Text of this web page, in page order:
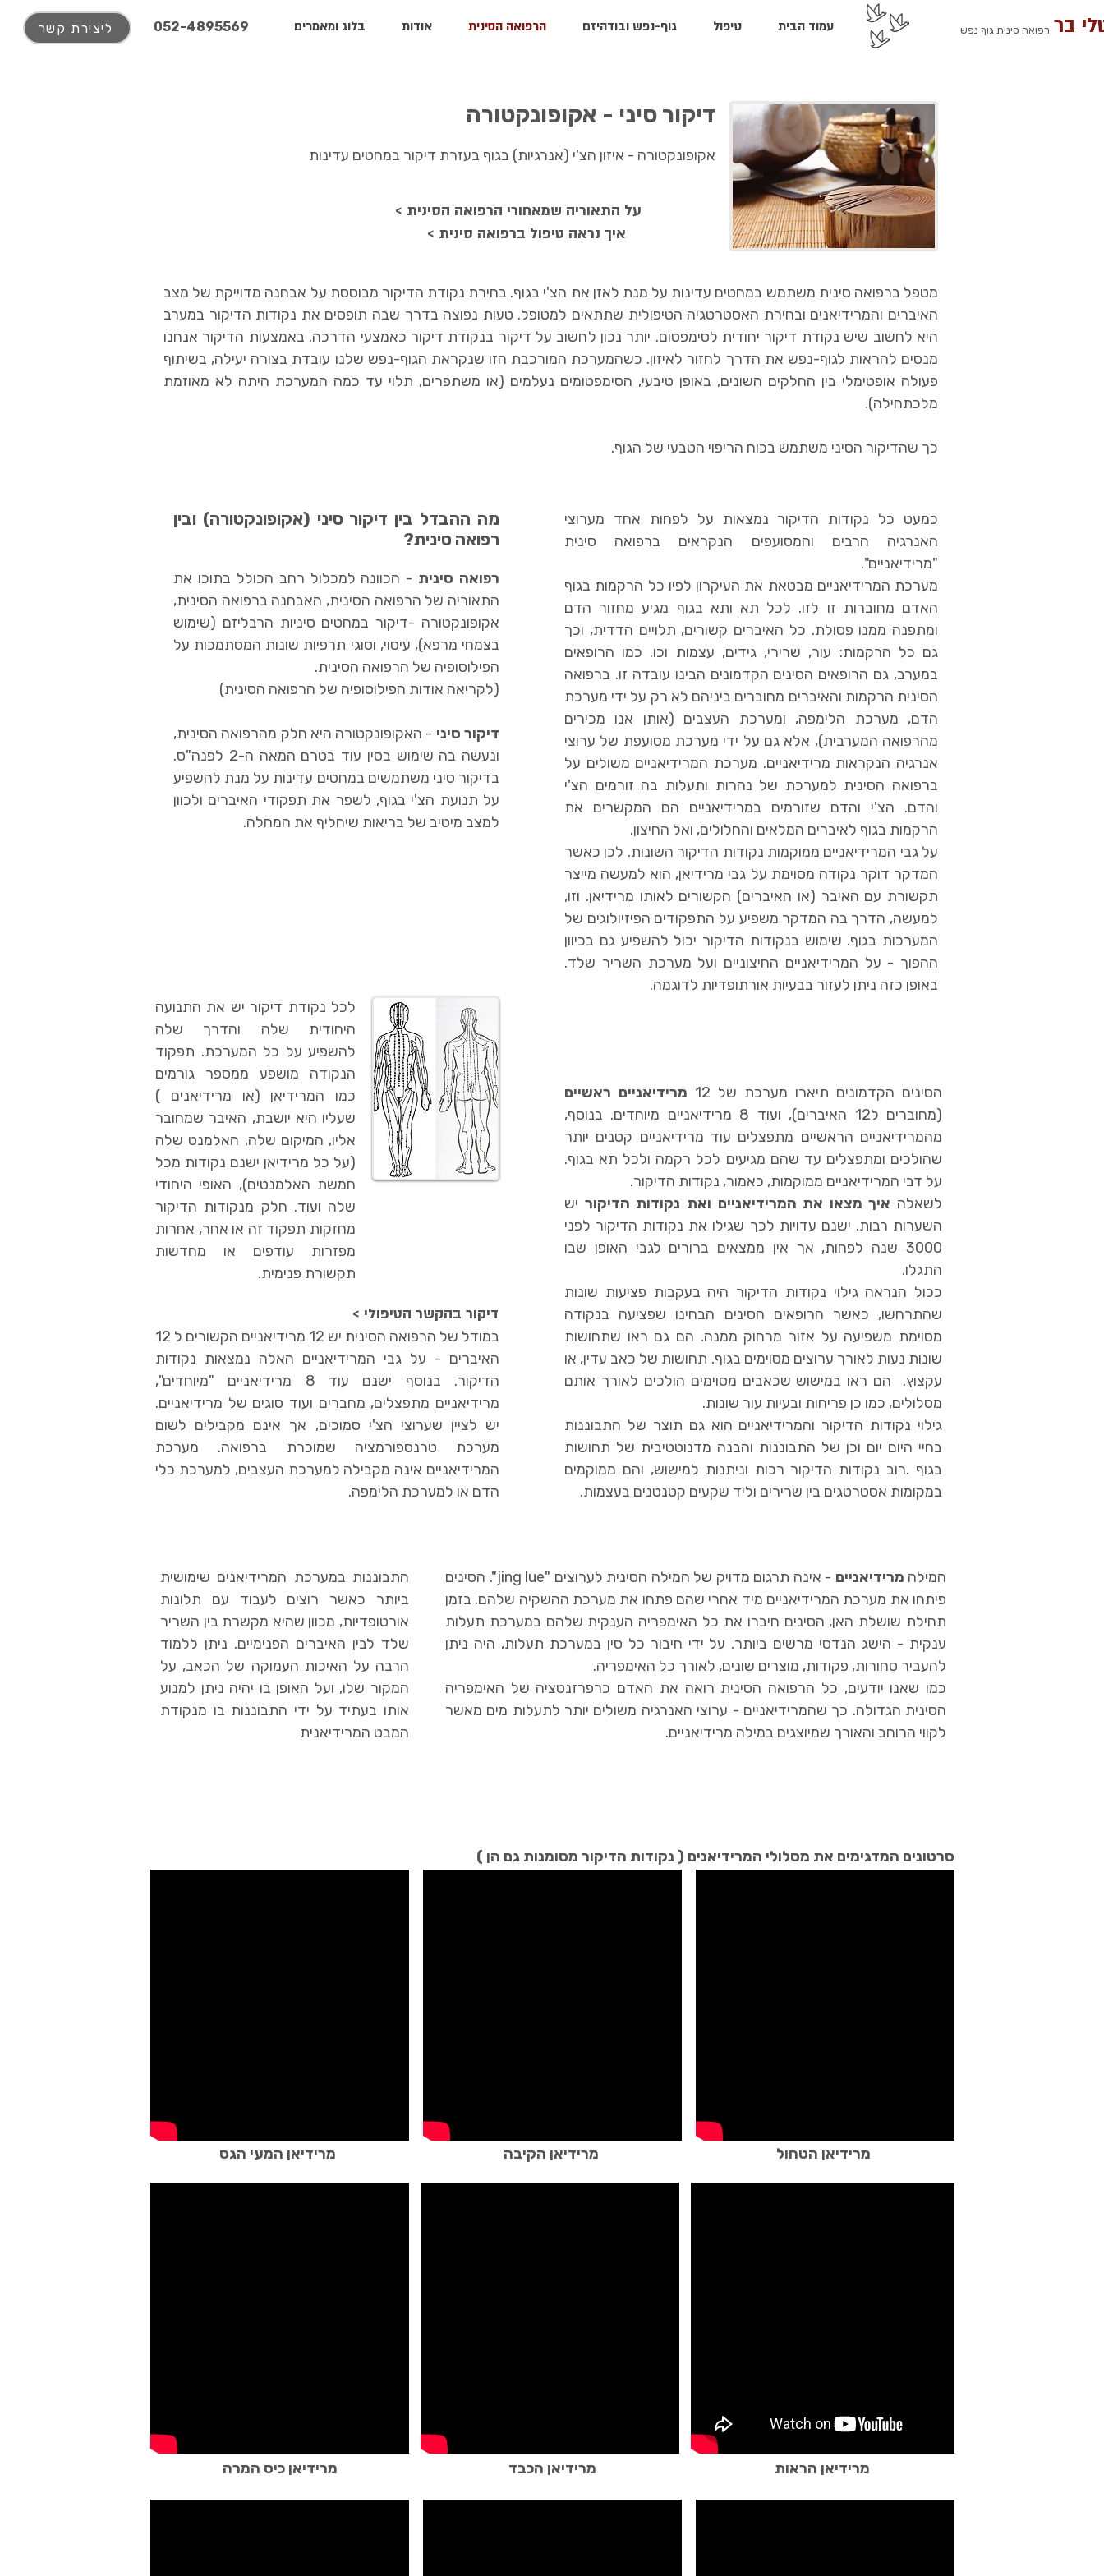
ליצירת קשר 052-4895569 עמוד הבית טיפול גוף-נפש ובודהיזם הרפואה הסינית אודות בלוג ומאמרים רפואה סינית גוף נפש בר
דיקור סיני - אקופונקטורה
אקופונקטורה - איזון הצ'י (אנרגיות) בגוף בעזרת דיקור במחטים עדינות
< על התאוריה שמאחורי הרפואה הסינית
< איך נראה טיפול ברפואה סינית
מטפל ברפואה סינית משתמש במחטים עדינות על מנת לאזן את הצ'י בגוף. בחירת נקודת הדיקור מבוססת על אבחנה מדוייקת של מצב
האיברים והמרידיאנים ובחירת האסטרטגיה הטיפולית שתתאים למטופל. טעות נפוצה בדרך שבה תופסים את נקודות הדיקור במערב
היא לחשוב שיש נקודת דיקור יחודית לסימפטום. יותר נכון לחשוב על דיקור בנקודת דיקור כאמצעי הדרכה. באמצעות הדיקור אנחנו
מנסים להראות לגוף-נפש את הדרך לחזור לאיזון. כשהמערכת המורכבת הזו שנקראת הגוף-נפש שלנו עובדת בצורה יעילה, בשיתוף
פעולה אופטימלי בין החלקים השונים, באופן טיבעי, הסימפטומים נעלמים (או משתפרים, תלוי עד כמה המערכת היתה לא מאוזמת
מלכתחילה).
כך שהדיקור הסיני משתמש בכוח הריפוי הטבעי של הגוף.
מה ההבדל בין דיקור סיני (אקופונקטורה) ובין
רפואה סינית?
רפואה סינית - הכוונה למכלול רחב הכולל בתוכו את
התאוריה של הרפואה הסינית, האבחנה ברפואה הסינית,
אקופונקטורה -דיקור במחטים סיניות הרבליזם (שימוש
בצמחי מרפא), עיסוי, וסוגי תרפיות שונות המסתמכות על
הפילוסופיה של הרפואה הסינית.
(לקריאה אודות הפילוסופיה של הרפואה הסינית)
דיקור סיני - האקופונקטורה היא חלק מהרפואה הסינית,
ונעשה בה שימוש בסין עוד בטרם המאה ה-2 לפנה"ס.
בדיקור סיני משתמשים במחטים עדינות על מנת להשפיע
על תנועת הצ'י בגוף, לשפר את תפקודי האיברים ולכוון
למצב מיטיב של בריאות שיחליף את המחלה.
כמעט כל נקודות הדיקור נמצאות על לפחות אחד מערוצי
האנרגיה הרבים והמסועפים הנקראים ברפואה סינית
"מרידיאניים".
מערכת המרידיאניים מבטאת את העיקרון לפיו כל הרקמות בגוף
האדם מחוברות זו לזו. לכל תא ותא בגוף מגיע מחזור הדם
ומתפנה ממנו פסולת. כל האיברים קשורים, תלויים הדדית, וכך
גם כל הרקמות: עור, שרירי, גידים, עצמות וכו. כמו הרופאים
במערב, גם הרופאים הסינים הקדמונים הבינו עובדה זו. ברפואה
הסינית הרקמות והאיברים מחוברים ביניהם לא רק על ידי מערכת
הדם, מערכת הלימפה, ומערכת העצבים (אותן אנו מכירים
מהרפואה המערבית), אלא גם על ידי מערכת מסועפת של ערוצי
אנרגיה הנקראות מרידיאניים. מערכת המרידיאניים משולים על
ברפואה הסינית למערכת של נהרות ותעלות בה זורמים הצ'י
והדם. הצ'י והדם שזורמים במרידיאניים הם המקשרים את
הרקמות בגוף לאיברים המלאים והחלולים, ואל החיצון.
על גבי המרידיאניים ממוקמות נקודות הדיקור השונות. לכן כאשר
המדקר דוקר נקודה מסוימת על גבי מרידיאן, הוא למעשה מייצר
תקשורת עם האיבר (או האיברים) הקשורים לאותו מרידיאן. וזו,
למעשה, הדרך בה המדקר משפיע על התפקודים הפיזיולוגים של
המערכות בגוף. שימוש בנקודות הדיקור יכול להשפיע גם בכיוון
ההפוך - על המרידיאניים החיצוניים ועל מערכת השריר שלד.
באופן כזה ניתן לעזור בבעיות אורתופדיות לדוגמה.
הסינים הקדמונים תיארו מערכת של 12
מרידיאניים ראשיים
(מחוברים ל12 האיברים), ועוד 8 מרידיאניים מיוחדים. בנוסף,
מהמרידיאניים הראשיים מתפצלים עוד מרידיאניים קטנים יותר
שהולכים ומתפצלים עד שהם מגיעים לכל רקמה ולכל תא בגוף.
על דבי המרידיאניים ממוקמות, כאמור, נקודות הדיקור.
לשאלה איך מצאו את המרידיאניים ואת נקודות הדיקור יש
השערות רבות. ישנם עדויות לכך שגילו את נקודות הדיקור לפני
3000 שנה לפחות, אך אין ממצאים ברורים לגבי האופן שבו
התגלו.
ככול הנראה גילוי נקודות הדיקור היה בעקבות פציעות שונות
שהתרחשו, כאשר הרופאים הסינים הבחינו שפציעה בנקודה
מסוימת משפיעה על אזור מרחוק ממנה. הם גם ראו שתחושות
שונות נעות לאורך ערוצים מסוימים בגוף. תחושות של כאב עדין, או
עקצוץ. הם ראו במישוש שכאבים מסוימים הולכים לאורך אותם
מסלולים, כמו כן פריחות ובעיות עור שונות.
גילוי נקודות הדיקור והמרידיאניים הוא גם תוצר של התבוננות
בחיי היום יום וכן של התבוננות והבנה מדנוטטיבית של תחושות
בגוף .רוב נקודות הדיקור רכות וניתנות למישוש, והם ממוקמים
במקומות אסטרטגים בין שרירים וליד שקעים קטנטנים בעצמות.
במודל של הרפואה הסינית יש 12 מרידיאניים הקשורים ל 12
האיברים - על גבי המרידיאניים האלה נמצאות נקודות
הדיקור. בנוסף ישנם עוד 8 מרידיאניים "מיוחדים",
מרידיאניים מתפצלים, מחברים ועוד סוגים של מרידיאניים.
יש לציין שערוצי הצ'י סמוכים, אך אינם מקבילים לשום
מערכת טרנספורמציה שמוכרת ברפואה. מערכת
המרידיאניים אינה מקבילה למערכת העצבים, למערכת כלי
הדם או למערכת הלימפה.
לכל נקודת דיקור יש את התנועה
היחודית שלה והדרך שלה
להשפיע על כל המערכת. תפקוד
הנקודה מושפע ממספר גורמים
כמו המרידיאן (או מרידיאנים )
שעליו היא יושבת, האיבר שמחובר
אליו, המיקום שלה, האלמנט שלה
(על כל מרידיאן ישנם נקודות מכל
חמשת האלמנטים), האופי היחודי
שלה ועוד. חלק מנקודות הדיקור
מחזקות תפקוד זה או אחר, אחרות
מפזרות עודפים או מחדשות
תקשורת פנימית.
< דיקור בהקשר הטיפולי
התבוננות במערכת המרידיאנים שימושית
ביותר כאשר רוצים לעבוד עם תלונות
אורטופדיות, מכוון שהיא מקשרת בין השריר
שלד לבין האיברים הפנימיים. ניתן ללמוד
הרבה על האיכות העמוקה של הכאב, על
המקור שלו, ועל האופן בו יהיה ניתן למנוע
אותו בעתיד על ידי התבוננות בו מנקודת
המבט המרידיאנית
המילה מרידיאניים
- אינה תרגום מדויק של המילה הסינית לערוצים "jing lue". הסינים
פיתחו את מערכת המרידיאניים מיד אחרי שהם פתחו את מערכת ההשקיה שלהם. בזמן
תחילת שושלת האן, הסינים חיברו את כל האימפריה הענקית שלהם במערכת תעלות
ענקית - הישג הנדסי מרשים ביותר. על ידי חיבור כל סין במערכת תעלות, היה ניתן
להעביר סחורות, פקודות, מוצרים שונים, לאורך כל האימפריה.
כמו שאנו יודעים, כל הרפואה הסינית רואה את האדם כרפרזנטציה של האימפריה
הסינית הגדולה. כך שהמרידיאניים - ערוצי האנרגיה משולים יותר לתעלות מים מאשר
לקווי הרוחב והאורך שמיוצגים במילה מרידיאניים.
סרטונים המדגימים את מסלולי המרידיאנים ( נקודות הדיקור מסומנות גם הן )
מרידיאן המעי הגס
מרידיאן כיס המרה
מרידיאן הקיבה
מרידיאן הכבד
מרידיאן הטחול
מרידיאן הראות